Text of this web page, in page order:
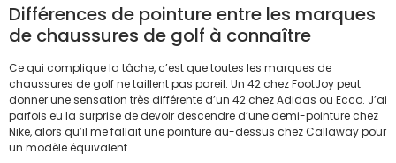
Différences de pointure entre les marques
de chaussures de golf à connaître
Ce qui complique la tâche, c’est que toutes les marques de
chaussures de golf ne taillent pas pareil. Un 42 chez FootJoy peut
donner une sensation très différente d’un 42 chez Adidas ou Ecco. J’ai
parfois eu la surprise de devoir descendre d’une demi-pointure chez
Nike, alors qu’il me fallait une pointure au-dessus chez Callaway pour
un modèle équivalent.